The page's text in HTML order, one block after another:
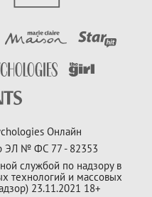
Онлайн
ЭЛ № ФС 77 - 82353
службой по надзору в
технологий и массовых
23.11.2021 18+